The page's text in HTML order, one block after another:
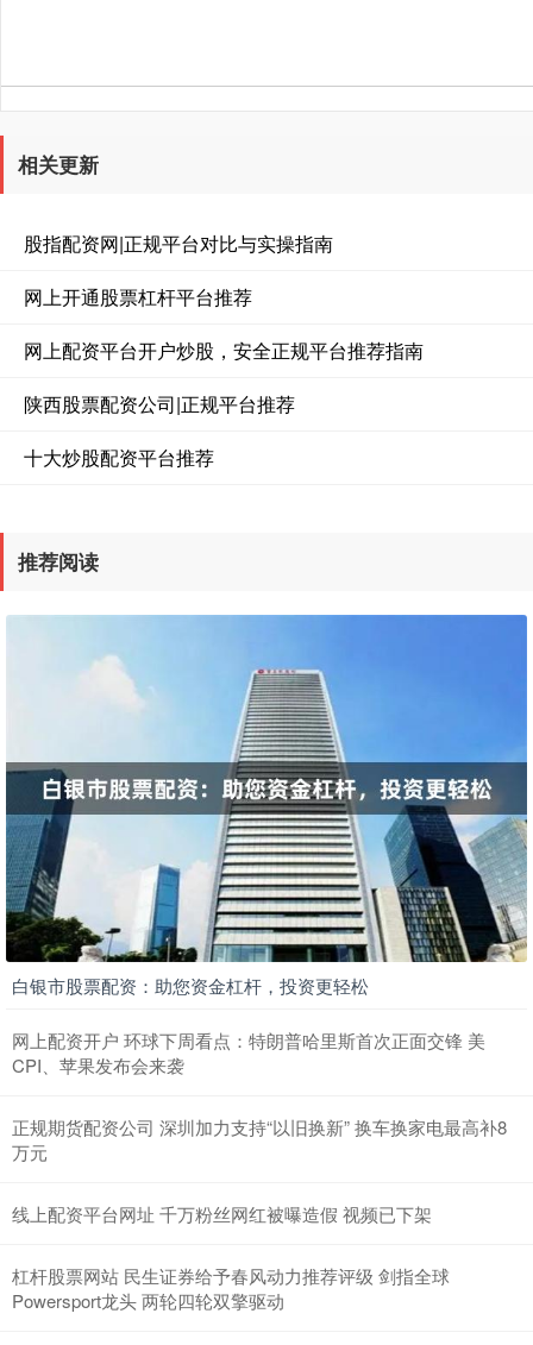
相关更新
股指配资网|正规平台对比与实操指南
网上开通股票杠杆平台推荐
网上配资平台开户炒股，安全正规平台推荐指南
陕西股票配资公司|正规平台推荐
十大炒股配资平台推荐
推荐阅读
白银市股票配资：助您资金杠杆，投资更轻松
网上配资开户 环球下周看点：特朗普哈里斯首次正面交锋 美
CPI、苹果发布会来袭
正规期货配资公司 深圳加力支持“以旧换新” 换车换家电最高补8
万元
线上配资平台网址 千万粉丝网红被曝造假 视频已下架
杠杆股票网站 民生证券给予春风动力推荐评级 剑指全球
Powersport龙头 两轮四轮双擎驱动